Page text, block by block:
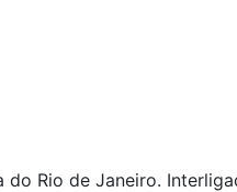
Rio de Janeiro.